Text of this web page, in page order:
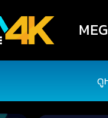
ดู